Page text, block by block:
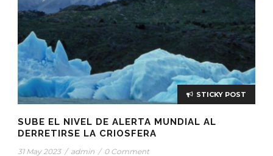
STICKY POST
SUBE EL NIVEL DE ALERTA MUNDIAL AL
DERRETIRSE LA CRIOSFERA
31 May 2023 / admin / 0 Comment